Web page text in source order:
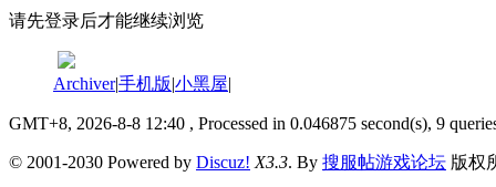
请先登录后才能继续浏览
Archiver|手机版|小黑屋|
GMT+8, 2026-8-8 12:40 , Processed in 0.046875 second(s), 9
© 2001-2030 Powered by Discuz! X3.3. By 搜服帖游戏论坛 版权